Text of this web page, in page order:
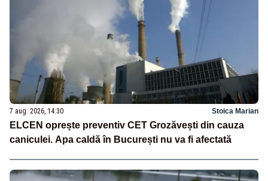
7 aug. 2026, 14:30 Stoica Marian
ELCEN oprește preventiv CET Grozăvești din cauza
caniculei. Apa caldă în București nu va fi afectată